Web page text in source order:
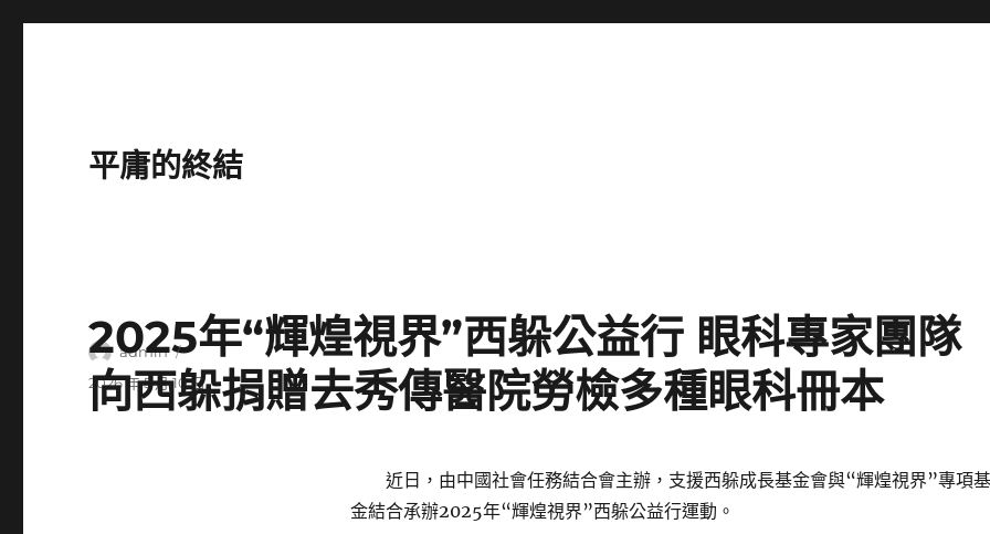
平庸的終結
2025年“輝煌視界”西躲公益行 眼科專家團隊
向西躲捐贈去秀傳醫院勞檢多種眼科冊本
近日，由中國社會任務結合會主辦，支援西躲成長基金會與“輝煌視界”專項基
金結合承辦2025年“輝煌視界”西躲公益行運動。
作
者
admin
發
佈
2026 年 5 月 10 日